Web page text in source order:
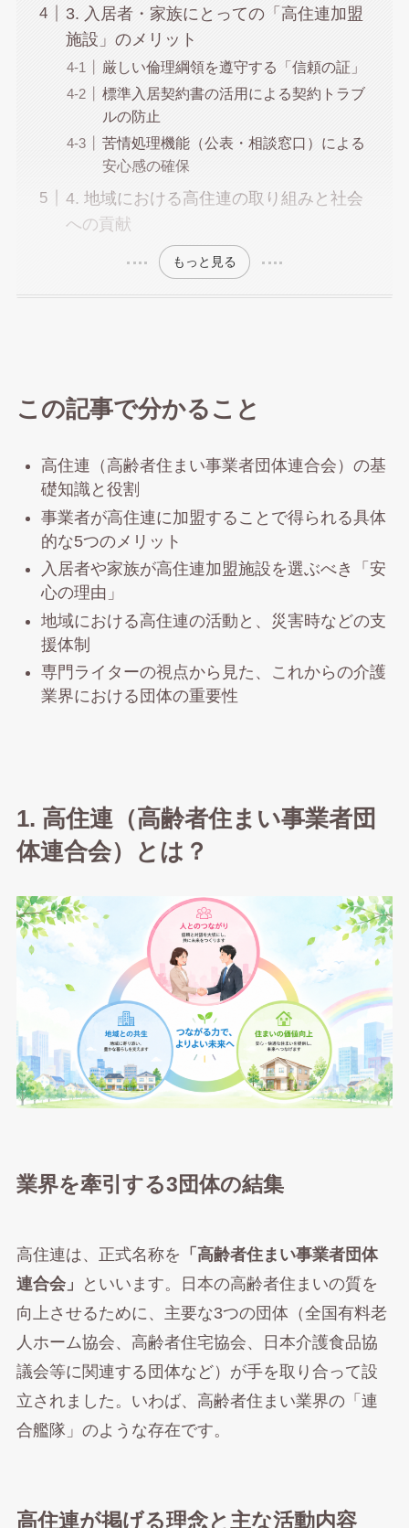
3. 入居者・家族にとっての「高住連加盟
施設」のメリット
厳しい倫理綱領を遵守する「信頼の証」
標準入居契約書の活用による契約トラブ
ルの防止
苦情処理機能（公表・相談窓口）による
安心感の確保
4. 地域における高住連の取り組みと社会
への貢献
もっと見る
この記事で分かること
高住連（高齢者住まい事業者団体連合会）の基
礎知識と役割
事業者が高住連に加盟することで得られる具体
的な5つのメリット
入居者や家族が高住連加盟施設を選ぶべき「安
心の理由」
地域における高住連の活動と、災害時などの支
援体制
専門ライターの視点から見た、これからの介護
業界における団体の重要性
1. 高住連（高齢者住まい事業者団
体連合会）とは？
業界を牽引する3団体の結集
高住連は、正式名称を 「高齢者住まい事業者団体
連合会」
といいます。日本の高齢者住まいの質を
向上させるために、主要な3つの団体（全国有料老
人ホーム協会、高齢者住宅協会、日本介護食品協
議会等に関連する団体など）が手を取り合って設
立されました。いわば、高齢者住まい業界の「連
合艦隊」のような存在です。
高住連が掲げる理念と主な活動内容